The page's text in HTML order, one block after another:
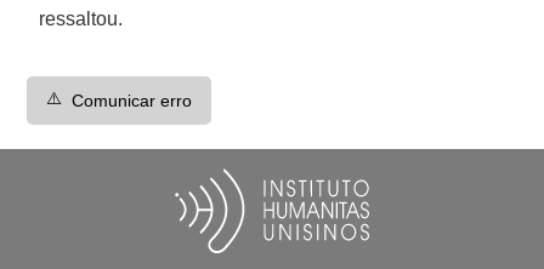
ressaltou.
⚠️ Comunicar erro